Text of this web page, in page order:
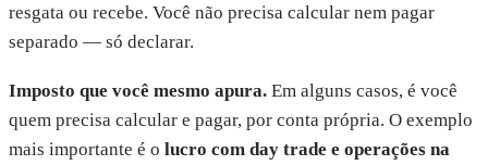
resgata ou recebe. Você não precisa calcular nem pagar
separado — só declarar.
Imposto que você mesmo apura. Em alguns casos, é você
quem precisa calcular e pagar, por conta própria. O exemplo
mais importante é o lucro com day trade e operações na